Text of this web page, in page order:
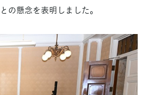
の懸念を表明しました。